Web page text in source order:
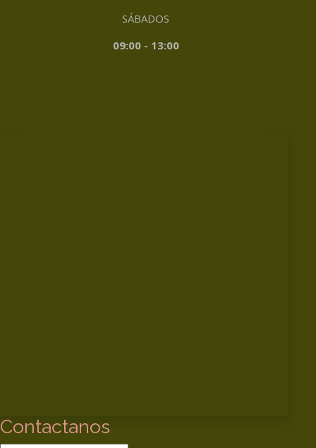
SÁBADOS
09:00 - 13:00
Contactanos